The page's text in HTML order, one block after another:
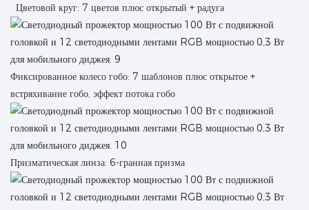
Цветовой круг: 7 цветов плюс открытый + радуга
Фиксированное колесо гобо: 7 шаблонов плюс открытое +
встряхивание гобо, эффект потока гобо
Призматическая линза: 6-гранная призма